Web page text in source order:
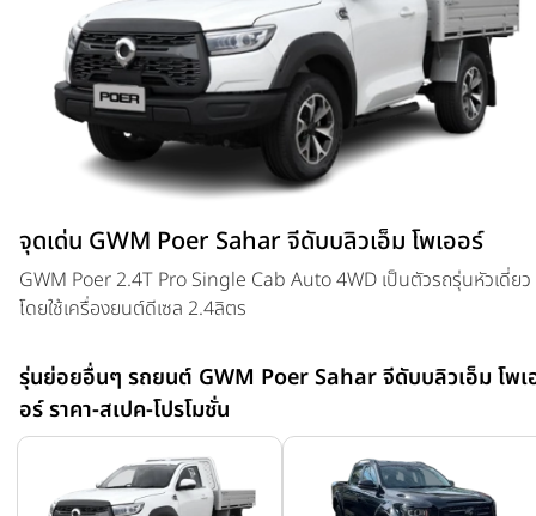
จุดเด่น GWM Poer Sahar จีดับบลิวเอ็ม โพเออร์
GWM Poer 2.4T Pro Single Cab Auto 4WD เป็นตัวรถรุ่นหัวเดี่ยว
โดยใช้เครื่องยนต์ดีเซล 2.4ลิตร
รุ่นย่อยอื่นๆ รถยนต์ GWM Poer Sahar จีดับบลิวเอ็ม โพเ
อร์ ราคา-สเปค-โปรโมชั่น